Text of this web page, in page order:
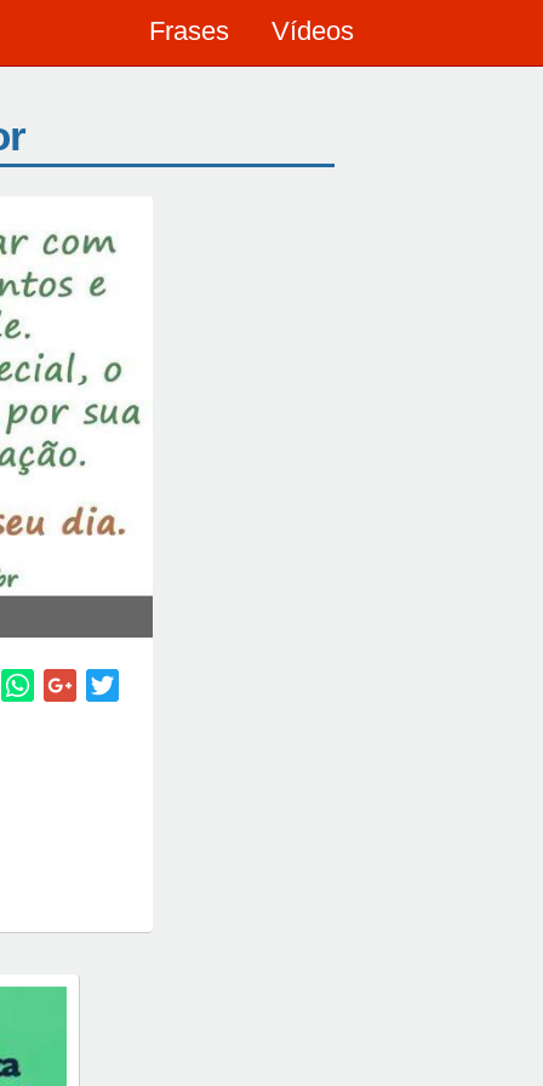
Frases Vídeos